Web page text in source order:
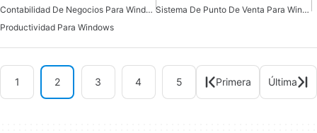
Contabilidad De Negocios Para Windows
Sistema De Punto De Venta Para Windows
Productividad Para Windows
1 2 3 4 5 Primera Última